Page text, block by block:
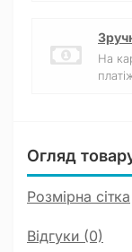
На
Огляд
Розмірна сітка
Відгуки (0)